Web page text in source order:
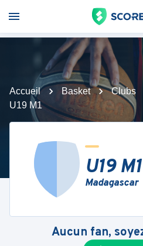
Accueil Basket Clubs
U19 M1
U19 M1
Madagascar
Aucun fan,